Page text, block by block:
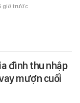
giờ trước
đình thu nhập
mượn cuối